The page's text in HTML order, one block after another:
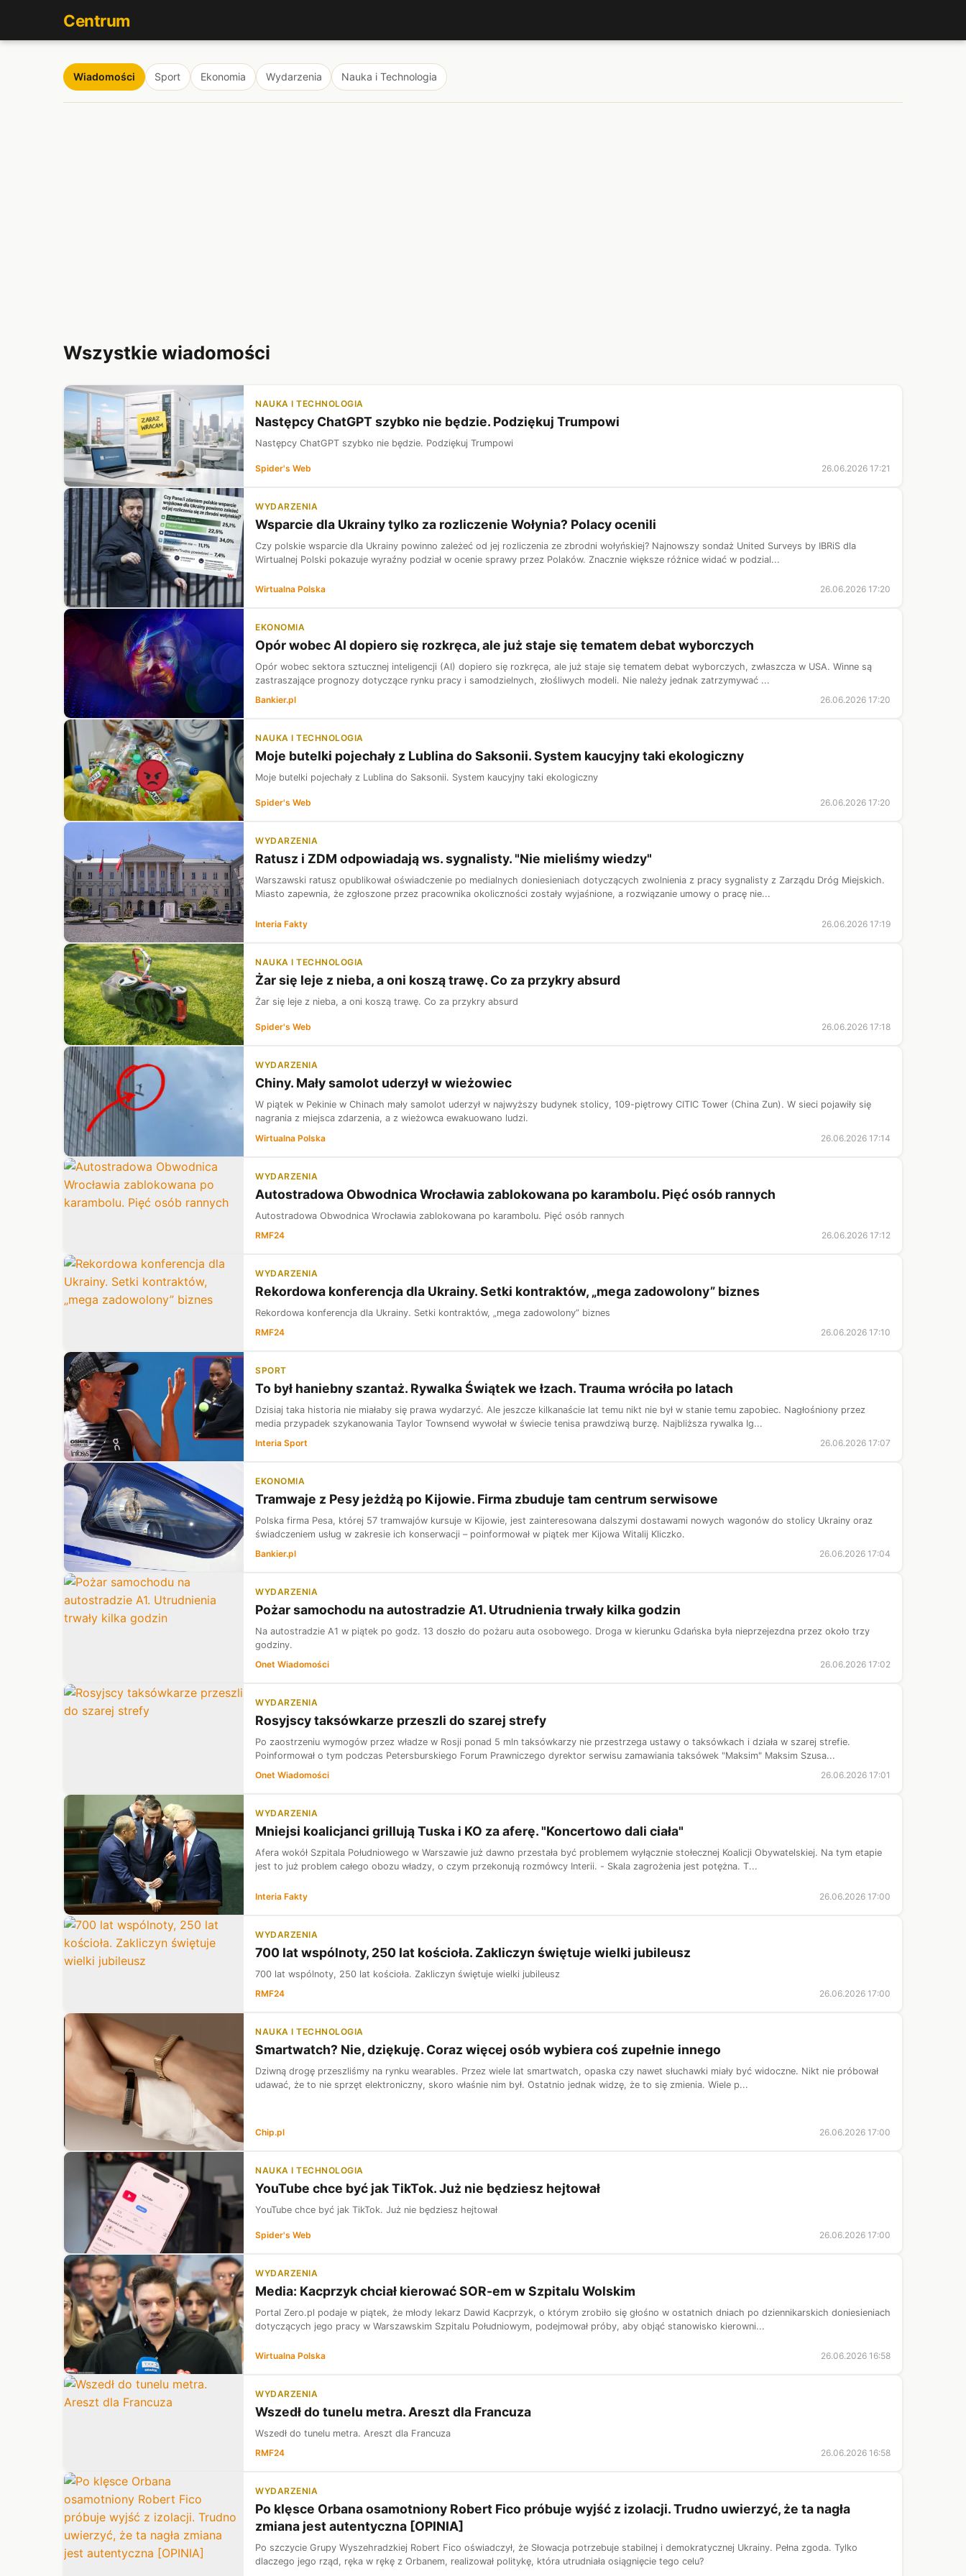
Centrum
Wiadomości Sport Ekonomia Wydarzenia Nauka i Technologia
Wszystkie wiadomości
NAUKA I TECHNOLOGIA
Następcy ChatGPT szybko nie będzie. Podziękuj Trumpowi
Następcy ChatGPT szybko nie będzie. Podziękuj Trumpowi
Spider's Web 26.06.2026 17:21
WYDARZENIA
Wsparcie dla Ukrainy tylko za rozliczenie Wołynia? Polacy ocenili
Czy polskie wsparcie dla Ukrainy powinno zależeć od jej rozliczenia ze zbrodni wołyńskiej? Najnowszy sondaż United Surveys by IBRiS dla
Wirtualnej Polski pokazuje wyraźny podział w ocenie sprawy przez Polaków. Znacznie większe różnice widać w podzial...
Wirtualna Polska 26.06.2026 17:20
EKONOMIA
Opór wobec AI dopiero się rozkręca, ale już staje się tematem debat wyborczych
Opór wobec sektora sztucznej inteligencji (AI) dopiero się rozkręca, ale już staje się tematem debat wyborczych, zwłaszcza w USA. Winne są
zastraszające prognozy dotyczące rynku pracy i samodzielnych, złośliwych modeli. Nie należy jednak zatrzymywać ...
Bankier.pl
26.06.2026 17:20
NAUKA I TECHNOLOGIA
Moje butelki pojechały z Lublina do Saksonii. System kaucyjny taki ekologiczny
Moje butelki pojechały z Lublina do Saksonii. System kaucyjny taki ekologiczny
Spider's Web 26.06.2026 17:20
WYDARZENIA
Ratusz i ZDM odpowiadają ws. sygnalisty. "Nie mieliśmy wiedzy"
Warszawski ratusz opublikował oświadczenie po medialnych doniesieniach dotyczących zwolnienia z pracy sygnalisty z Zarządu Dróg Miejskich.
Miasto zapewnia, że zgłoszone przez pracownika okoliczności zostały wyjaśnione, a rozwiązanie umowy o pracę nie...
Interia Fakty 26.06.2026 17:19
NAUKA I TECHNOLOGIA
Żar się leje z nieba, a oni koszą trawę. Co za przykry absurd
Żar się leje z nieba, a oni koszą trawę. Co za przykry absurd
Spider's Web 26.06.2026 17:18
WYDARZENIA
Chiny. Mały samolot uderzył w wieżowiec
W piątek w Pekinie w Chinach mały samolot uderzył w najwyższy budynek stolicy, 109-piętrowy CITIC Tower (China Zun). W sieci pojawiły się
nagrania z miejsca zdarzenia, a z wieżowca ewakuowano ludzi.
Wirtualna Polska
26.06.2026 17:14
WYDARZENIA
Autostradowa Obwodnica Wrocławia zablokowana po karambolu. Pięć osób rannych
Autostradowa Obwodnica Wrocławia zablokowana po karambolu. Pięć osób rannych
RMF24
26.06.2026 17:12
WYDARZENIA
Rekordowa konferencja dla Ukrainy. Setki kontraktów, „mega zadowolony” biznes
Rekordowa konferencja dla Ukrainy. Setki kontraktów, „mega zadowolony” biznes
RMF24
26.06.2026 17:10
SPORT
To był haniebny szantaż. Rywalka Świątek we łzach. Trauma wróciła po latach
Dzisiaj taka historia nie miałaby się prawa wydarzyć. Ale jeszcze kilkanaście lat temu nikt nie był w stanie temu zapobiec. Nagłośniony przez
media przypadek szykanowania Taylor Townsend wywołał w świecie tenisa prawdziwą burzę. Najbliższa rywalka Ig...
Interia Sport
26.06.2026 17:07
EKONOMIA
Tramwaje z Pesy jeżdżą po Kijowie. Firma zbuduje tam centrum serwisowe
Polska firma Pesa, której 57 tramwajów kursuje w Kijowie, jest zainteresowana dalszymi dostawami nowych wagonów do stolicy Ukrainy oraz
świadczeniem usług w zakresie ich konserwacji – poinformował w piątek mer Kijowa Witalij Kliczko.
Bankier.pl
26.06.2026 17:04
WYDARZENIA
Pożar samochodu na autostradzie A1. Utrudnienia trwały kilka godzin
Na autostradzie A1 w piątek po godz. 13 doszło do pożaru auta osobowego. Droga w kierunku Gdańska była nieprzejezdna przez około trzy
godziny.
Onet Wiadomości
26.06.2026 17:02
WYDARZENIA
Rosyjscy taksówkarze przeszli do szarej strefy
Po zaostrzeniu wymogów przez władze w Rosji ponad 5 mln taksówkarzy nie przestrzega ustawy o taksówkach i działa w szarej strefie.
Poinformował o tym podczas Petersburskiego Forum Prawniczego dyrektor serwisu zamawiania taksówek "Maksim" Maksim Szusa...
Onet Wiadomości
26.06.2026 17:01
WYDARZENIA
Mniejsi koalicjanci grillują Tuska i KO za aferę. "Koncertowo dali ciała"
Afera wokół Szpitala Południowego w Warszawie już dawno przestała być problemem wyłącznie stołecznej Koalicji Obywatelskiej. Na tym etapie
jest to już problem całego obozu władzy, o czym przekonują rozmówcy Interii. - Skala zagrożenia jest potężna. T...
Interia Fakty 26.06.2026 17:00
WYDARZENIA
700 lat wspólnoty, 250 lat kościoła. Zakliczyn świętuje wielki jubileusz
700 lat wspólnoty, 250 lat kościoła. Zakliczyn świętuje wielki jubileusz
RMF24
26.06.2026 17:00
NAUKA I TECHNOLOGIA
Smartwatch? Nie, dziękuję. Coraz więcej osób wybiera coś zupełnie innego
Dziwną drogę przeszliśmy na rynku wearables. Przez wiele lat smartwatch, opaska czy nawet słuchawki miały być widoczne. Nikt nie próbował
udawać, że to nie sprzęt elektroniczny, skoro właśnie nim był. Ostatnio jednak widzę, że to się zmienia. Wiele p...
Chip.pl 26.06.2026 17:00
NAUKA I TECHNOLOGIA
YouTube chce być jak TikTok. Już nie będziesz hejtował
YouTube chce być jak TikTok. Już nie będziesz hejtował
Spider's Web 26.06.2026 17:00
WYDARZENIA
Media: Kacprzyk chciał kierować SOR-em w Szpitalu Wolskim
Portal Zero.pl podaje w piątek, że młody lekarz Dawid Kacprzyk, o którym zrobiło się głośno w ostatnich dniach po dziennikarskich doniesieniach
dotyczących jego pracy w Warszawskim Szpitalu Południowym, podejmował próby, aby objąć stanowisko kierowni...
Wirtualna Polska 26.06.2026 16:58
WYDARZENIA
Wszedł do tunelu metra. Areszt dla Francuza
Wszedł do tunelu metra. Areszt dla Francuza
RMF24
26.06.2026 16:58
WYDARZENIA
Po klęsce Orbana osamotniony Robert Fico próbuje wyjść z izolacji. Trudno uwierzyć, że ta nagła
zmiana jest autentyczna [OPINIA]
Po szczycie Grupy Wyszehradzkiej Robert Fico oświadczył, że Słowacja potrzebuje stabilnej i demokratycznej Ukrainy. Pełna zgoda. Tylko
dlaczego jego rząd, ręka w rękę z Orbanem, realizował politykę, która utrudniała osiągnięcie tego celu?